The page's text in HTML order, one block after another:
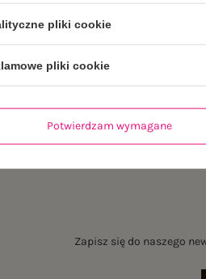
Zapisz się do naszego
pliki cookie
pliki cookie
Potwierdzam wymagane